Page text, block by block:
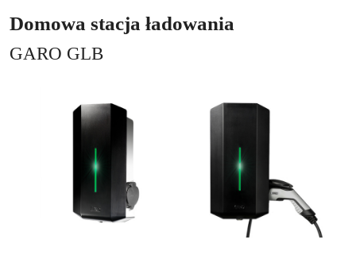
Domowa stacja ładowania
GARO GLB